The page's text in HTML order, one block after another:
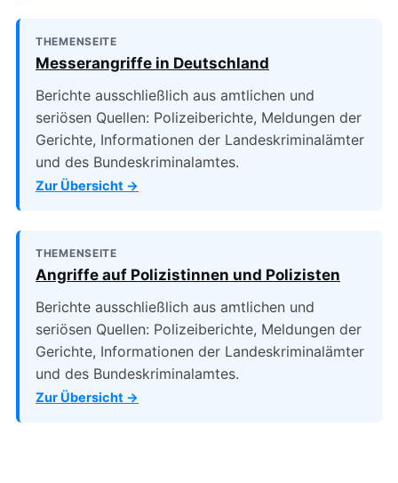
THEMENSEITE
Messerangriffe in Deutschland
Berichte ausschließlich aus amtlichen und
seriösen Quellen: Polizeiberichte, Meldungen der
Gerichte, Informationen der Landeskriminalämter
und des Bundeskriminalamtes.
Zur Übersicht →
THEMENSEITE
Angriffe auf Polizistinnen und Polizisten
Berichte ausschließlich aus amtlichen und
seriösen Quellen: Polizeiberichte, Meldungen der
Gerichte, Informationen der Landeskriminalämter
und des Bundeskriminalamtes.
Zur Übersicht →